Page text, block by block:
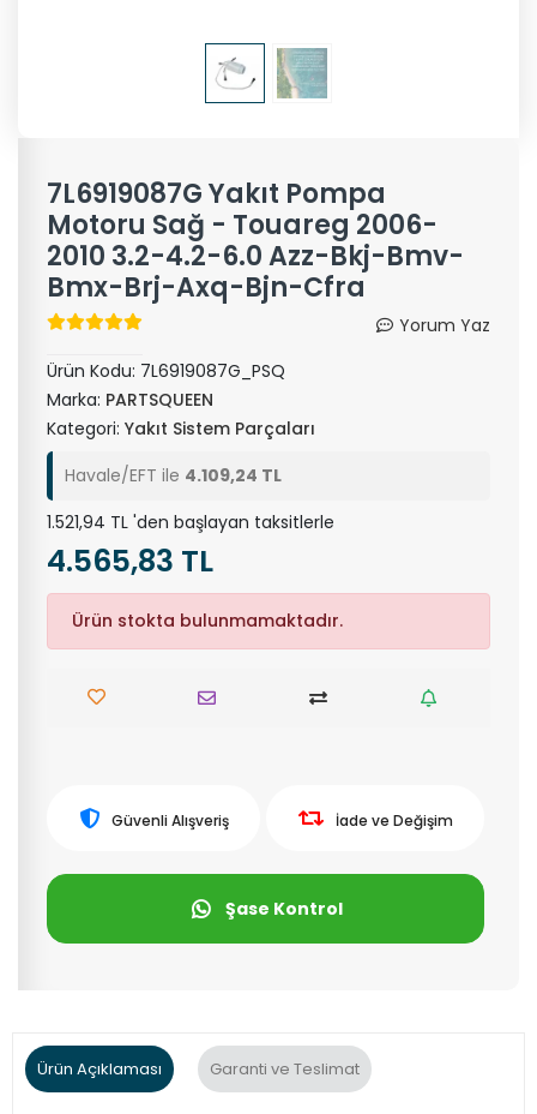
7L6919087G Yakıt Pompa
Motoru Sağ - Touareg 2006-
2010 3.2-4.2-6.0 Azz-Bkj-Bmv-
Bmx-Brj-Axq-Bjn-Cfra
Yorum Yaz
Ürün Kodu: 7L6919087G_PSQ
Marka: PARTSQUEEN
Kategori: Yakıt Sistem Parçaları
Havale/EFT ile 4.109,24 TL
1.521,94 TL 'den başlayan taksitlerle
4.565,83 TL
Ürün stokta bulunmamaktadır.
Güvenli Alışveriş İade ve Değişim
Şase Kontrol
Ürün Açıklaması Garanti ve Teslimat